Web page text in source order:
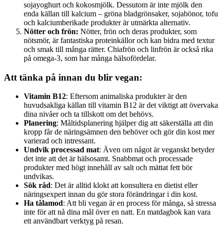
sojayoghurt och kokosmjölk. Dessutom är inte mjölk den
enda källan till kalcium – gröna bladgrönsaker, sojabönor, tofu
och kalciumberikade produkter är utmärkta alternativ.
Nötter och frön: Nötter, frön och deras produkter, som
nötsmör, är fantastiska proteinkällor och kan bidra med textur
och smak till många rätter. Chiafrön och linfrön är också rika
på omega-3, som har många hälsofördelar.
Att tänka på innan du blir vegan:
Vitamin B12: Eftersom animaliska produkter är den
huvudsakliga källan till vitamin B12 är det viktigt att övervaka
dina nivåer och ta tillskott om det behövs.
Planering: Måltidsplanering hjälper dig att säkerställa att din
kropp får de näringsämnen den behöver och gör din kost mer
varierad och intressant.
Undvik processad mat: Även om något är veganskt betyder
det inte att det är hälsosamt. Snabbmat och processade
produkter med högt innehåll av salt och mättat fett bör
undvikas.
Sök råd: Det är alltid klokt att konsultera en dietist eller
näringsexpert innan du gör stora förändringar i din kost.
Ha tålamod: Att bli vegan är en process för många, så stressa
inte för att nå dina mål över en natt. En matdagbok kan vara
ett användbart verktyg på resan.